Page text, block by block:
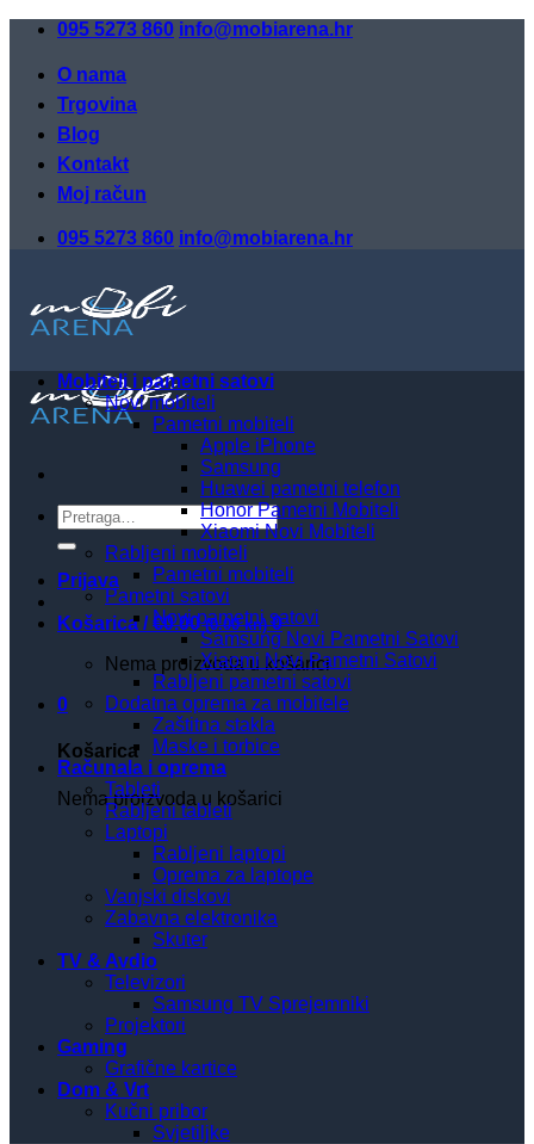
Skip
content
095 5273 860 info@mobiarena.hr
O nama
Trgovina
Blog
Kontakt
Moj račun
095 5273 860 info@mobiarena.hr
Pretraži:
Prijava
Košarica /€0.00 (0.00 kn) 0
Nema proizvoda u košarici
0
Košarica
Nema proizvoda u košarici
Mobiteli i pametni satovi
Novi mobiteli
Pametni mobiteli
Apple iPhone
Samsung
Huawei pametni telefon
Honor Pametni Mobiteli
Xiaomi Novi Mobiteli
Rabljeni mobiteli
Pametni mobiteli
Pametni satovi
Novi pametni satovi
Samsung Novi Pametni Satovi
Xiaomi Novi Pametni Satovi
Rabljeni pametni satovi
Dodatna oprema za mobitele
Zaštitna stakla
Maske i torbice
Računala i oprema
Tableti
Rabljeni tableti
Laptopi
Rabljeni laptopi
Oprema za laptope
Vanjski diskovi
Zabavna elektronika
Skuter
TV & Avdio
Televizori
Samsung TV Sprejemniki
Projektori
Gaming
Grafične kartice
Dom & Vrt
Kučni pribor
Svjetiljke